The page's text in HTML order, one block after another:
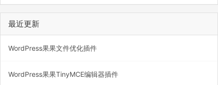
最近更新
WordPress果果文件优化插件
WordPress果果TinyMCE编辑器插件